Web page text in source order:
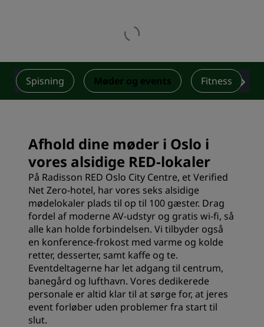
Spisning Møder og events Fitness
Afhold dine møder i Oslo i
vores alsidige RED-lokaler
På Radisson RED Oslo City Centre, et Verified
Net Zero-hotel, har vores seks alsidige
mødelokaler plads til op til 100 gæster. Drag
fordel af moderne AV-udstyr og gratis wi-fi, så
alle kan holde forbindelsen. Vi tilbyder også
en konference-frokost med varme og kolde
retter, desserter, samt kaffe og te.
Eventdeltagerne har let adgang til centrum,
banegård og lufthavn. Vores dedikerede
personale er altid klar til at sørge for, at jeres
event forløber uden problemer fra start til
slut.